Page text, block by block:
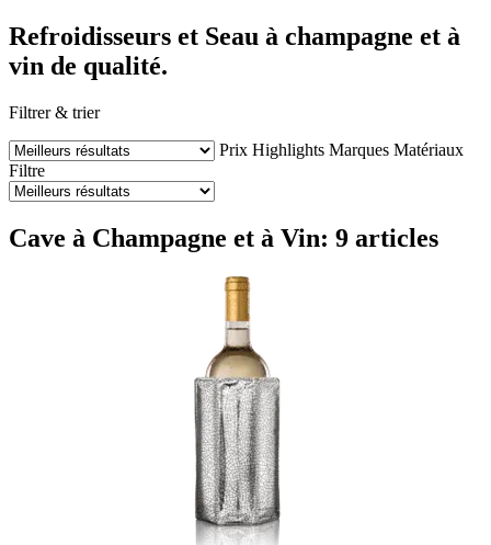
Refroidisseurs et Seau à champagne et à
vin de qualité.
Filtrer & trier
Prix Highlights Marques Matériaux
Filtre
Cave à Champagne et à Vin: 9 articles